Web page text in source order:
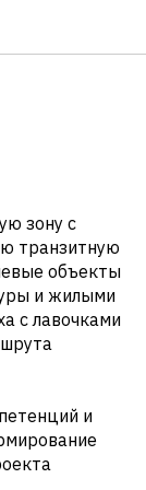
зону с
транзитную
объекты
и жилыми
с лавочками
и